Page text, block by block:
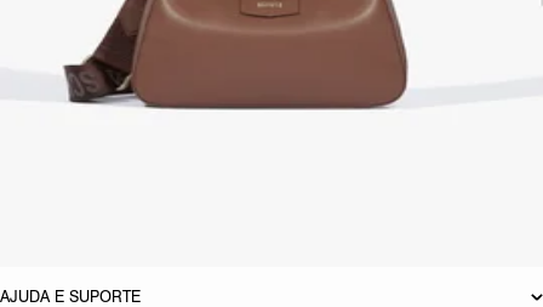
para elevar o estilo dos seus looks. Aposte! Comprimento da alça:
55cm | Largura da alça: 4cm
CARACTERÍSTICAS
AJUDA E SUPORTE